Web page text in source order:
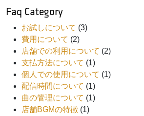
Faq Category
お試しについて (3)
費用について (2)
店舗での利用について (2)
支払方法について (1)
個人での使用について (1)
配信時間について (1)
曲の管理について (1)
店舗BGMの特徴 (1)